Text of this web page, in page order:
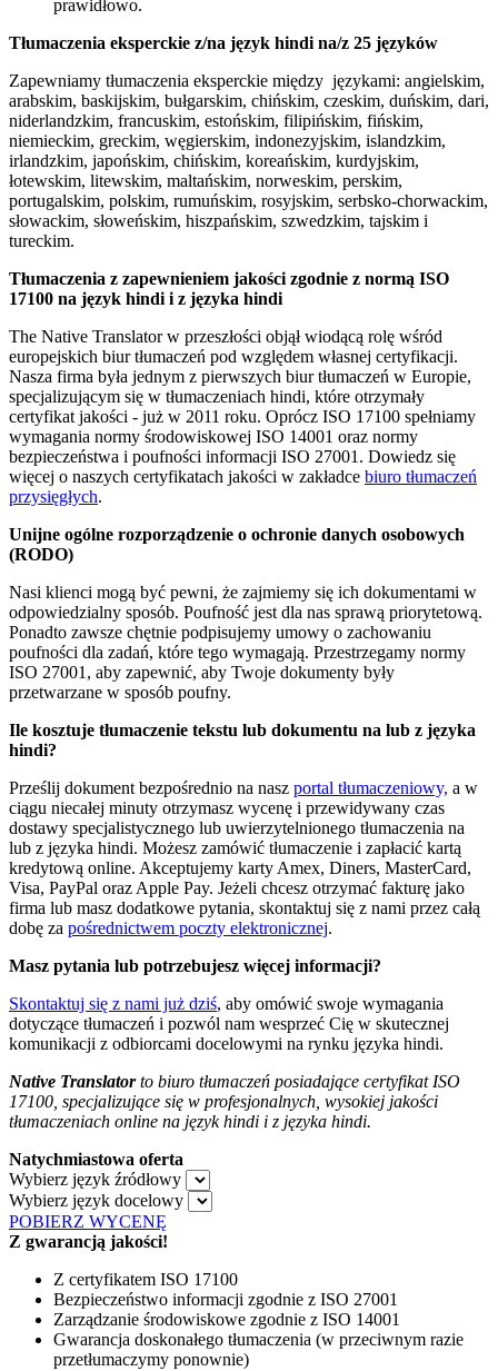
prawidłowo.
Tłumaczenia eksperckie z/na język hindi na/z 25 języków
Zapewniamy tłumaczenia eksperckie między językami: angielskim,
arabskim, baskijskim, bułgarskim, chińskim, czeskim, duńskim, dari,
niderlandzkim, francuskim, estońskim, filipińskim, fińskim,
niemieckim, greckim, węgierskim, indonezyjskim, islandzkim,
irlandzkim, japońskim, chińskim, koreańskim, kurdyjskim,
łotewskim, litewskim, maltańskim, norweskim, perskim,
portugalskim, polskim, rumuńskim, rosyjskim, serbsko-chorwackim,
słowackim, słoweńskim, hiszpańskim, szwedzkim, tajskim i
tureckim.
Tłumaczenia z zapewnieniem jakości zgodnie z normą ISO
17100 na język hindi i z języka hindi
The Native Translator w przeszłości objął wiodącą rolę wśród
europejskich biur tłumaczeń pod względem własnej certyfikacji.
Nasza firma była jednym z pierwszych biur tłumaczeń w Europie,
specjalizującym się w tłumaczeniach hindi, które otrzymały
certyfikat jakości - już w 2011 roku. Oprócz ISO 17100 spełniamy
wymagania normy środowiskowej ISO 14001 oraz normy
bezpieczeństwa i poufności informacji ISO 27001. Dowiedz się
więcej o naszych certyfikatach jakości w zakładce biuro tłumaczeń
przysięgłych.
Unijne ogólne rozporządzenie o ochronie danych osobowych
(RODO)
Nasi klienci mogą być pewni, że zajmiemy się ich dokumentami w
odpowiedzialny sposób. Poufność jest dla nas sprawą priorytetową.
Ponadto zawsze chętnie podpisujemy umowy o zachowaniu
poufności dla zadań, które tego wymagają. Przestrzegamy normy
ISO 27001, aby zapewnić, aby Twoje dokumenty były
przetwarzane w sposób poufny.
Ile kosztuje tłumaczenie tekstu lub dokumentu na lub z języka
hindi?
Prześlij dokument bezpośrednio na nasz portal tłumaczeniowy, a w
ciągu niecałej minuty otrzymasz wycenę i przewidywany czas
dostawy specjalistycznego lub uwierzytelnionego tłumaczenia na
lub z języka hindi. Możesz zamówić tłumaczenie i zapłacić kartą
kredytową online. Akceptujemy karty Amex, Diners, MasterCard,
Visa, PayPal oraz Apple Pay. Jeżeli chcesz otrzymać fakturę jako
firma lub masz dodatkowe pytania, skontaktuj się z nami przez całą
dobę za pośrednictwem poczty elektronicznej.
Masz pytania lub potrzebujesz więcej informacji?
Skontaktuj się z nami już dziś, aby omówić swoje wymagania
dotyczące tłumaczeń i pozwól nam wesprzeć Cię w skutecznej
komunikacji z odbiorcami docelowymi na rynku języka hindi.
Native Translatorto biuro tłumaczeń posiadające certyfikat ISO
17100, specjalizujące się w profesjonalnych, wysokiej jakości
tłumaczeniach online na język hindi i z języka hindi.
Natychmiastowa oferta
Wybierz język źródłowy
Wybierz język docelowy
POBIERZ WYCENĘ
Z gwarancją jakości!
Z certyfikatem ISO 17100
Bezpieczeństwo informacji zgodnie z ISO 27001
Zarządzanie środowiskowe zgodnie z ISO 14001
Gwarancja doskonałego tłumaczenia (w przeciwnym razie
przetłumaczymy ponownie)